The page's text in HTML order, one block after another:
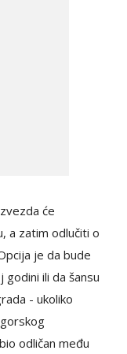
će
a zatim odlučiti o
je da bude
ili da šansu
- ukoliko
odličan među